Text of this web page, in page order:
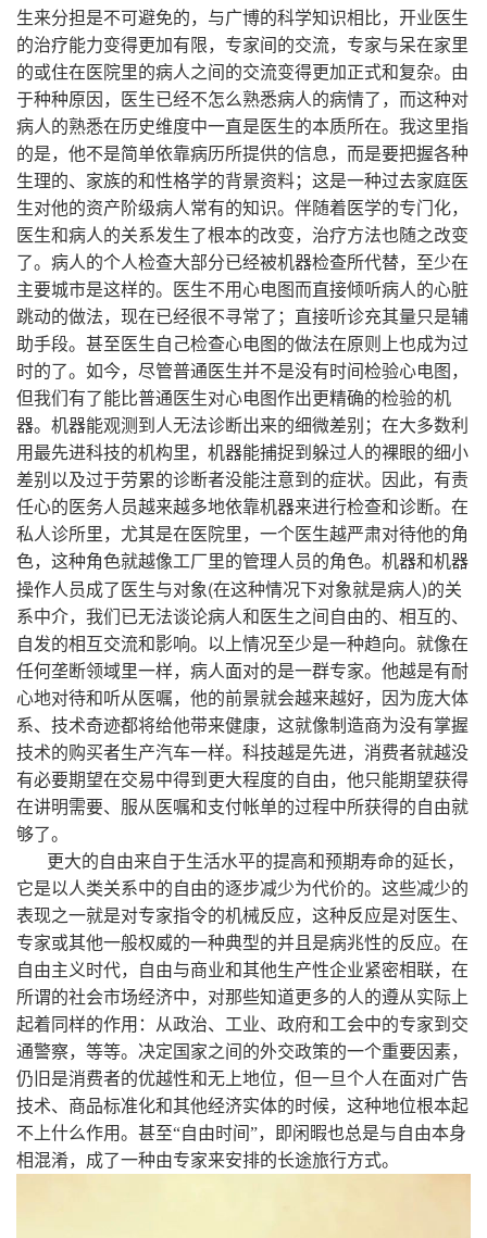
生来分担是不可避免的，与广博的科学知识相比，开业医生
的治疗能力变得更加有限，专家间的交流，专家与呆在家里
的或住在医院里的病人之间的交流变得更加正式和复杂。由
于种种原因，医生已经不怎么熟悉病人的病情了，而这种对
病人的熟悉在历史维度中一直是医生的本质所在。我这里指
的是，他不是简单依靠病历所提供的信息，而是要把握各种
生理的、家族的和性格学的背景资料；这是一种过去家庭医
生对他的资产阶级病人常有的知识。伴随着医学的专门化，
医生和病人的关系发生了根本的改变，治疗方法也随之改变
了。病人的个人检查大部分已经被机器检查所代替，至少在
主要城市是这样的。医生不用心电图而直接倾听病人的心脏
跳动的做法，现在已经很不寻常了；直接听诊充其量只是辅
助手段。甚至医生自己检查心电图的做法在原则上也成为过
时的了。如今，尽管普通医生并不是没有时间检验心电图，
但我们有了能比普通医生对心电图作出更精确的检验的机
器。机器能观测到人无法诊断出来的细微差别；在大多数利
用最先进科技的机构里，机器能捕捉到躲过人的裸眼的细小
差别以及过于劳累的诊断者没能注意到的症状。因此，有责
任心的医务人员越来越多地依靠机器来进行检查和诊断。在
私人诊所里，尤其是在医院里，一个医生越严肃对待他的角
色，这种角色就越像工厂里的管理人员的角色。机器和机器
操作人员成了医生与对象(在这种情况下对象就是病人)的关
系中介，我们已无法谈论病人和医生之间自由的、相互的、
自发的相互交流和影响。以上情况至少是一种趋向。就像在
任何垄断领域里一样，病人面对的是一群专家。他越是有耐
心地对待和听从医嘱，他的前景就会越来越好，因为庞大体
系、技术奇迹都将给他带来健康，这就像制造商为没有掌握
技术的购买者生产汽车一样。科技越是先进，消费者就越没
有必要期望在交易中得到更大程度的自由，他只能期望获得
在讲明需要、服从医嘱和支付帐单的过程中所获得的自由就
够了。
更大的自由来自于生活水平的提高和预期寿命的延长，
它是以人类关系中的自由的逐步减少为代价的。这些减少的
表现之一就是对专家指令的机械反应，这种反应是对医生、
专家或其他一般权威的一种典型的并且是病兆性的反应。在
自由主义时代，自由与商业和其他生产性企业紧密相联，在
所谓的社会市场经济中，对那些知道更多的人的遵从实际上
起着同样的作用：从政治、工业、政府和工会中的专家到交
通警察，等等。决定国家之间的外交政策的一个重要因素，
仍旧是消费者的优越性和无上地位，但一旦个人在面对广告
技术、商品标准化和其他经济实体的时候，这种地位根本起
不上什么作用。甚至“自由时间”，即闲暇也总是与自由本身
相混淆，成了一种由专家来安排的长途旅行方式。